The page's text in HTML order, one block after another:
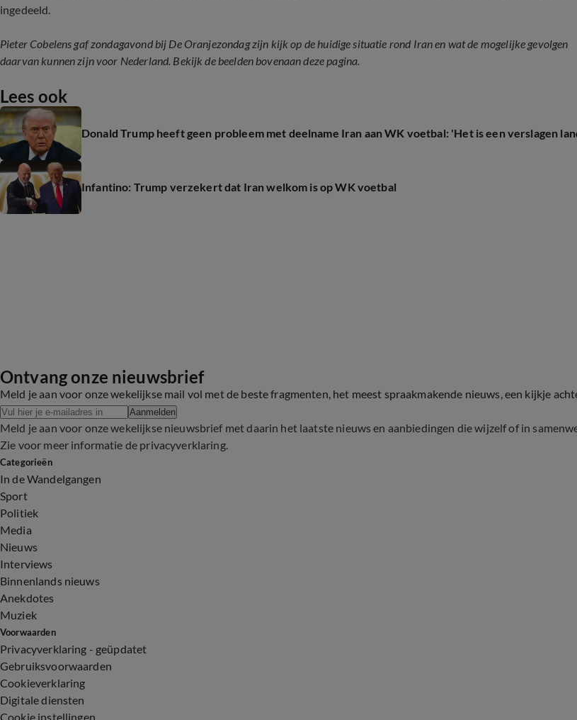
ingedeeld.
Pieter Cobelens gaf zondagavond bij De Oranjezondag zijn kijk op de huidige situatie rond Iran en wat de mogelijke gevolgen
daarvan kunnen zijn voor Nederland. Bekijk de beelden bovenaan deze pagina.
Lees ook
Donald Trump heeft geen probleem met deelname Iran aan WK voetbal: 'Het is een verslagen
Infantino: Trump verzekert dat Iran welkom is op WK voetbal
Ontvang onze nieuwsbrief
Meld je aan voor onze wekelijkse mail vol met de beste fragmenten, het meest spraakmakende nieuws, een kijkje
Aanmelden
Meld je aan voor onze wekelijkse nieuwsbrief met daarin het laatste nieuws en aanbiedingen die wijzelf of in
Zie voor meer informatie de privacyverklaring.
Categorieën
In de Wandelgangen
Sport
Politiek
Media
Nieuws
Interviews
Binnenlands nieuws
Anekdotes
Muziek
Voorwaarden
Privacyverklaring - geüpdatet
Gebruiksvoorwaarden
Cookieverklaring
Digitale diensten
Cookie instellingen